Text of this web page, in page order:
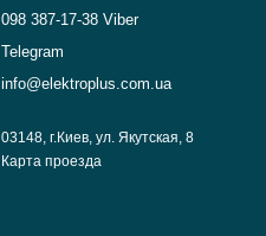
098 387-17-38 Viber
Telegram
info@elektroplus.com.ua
03148, г.Киев, ул. Якутская, 8
Карта проезда